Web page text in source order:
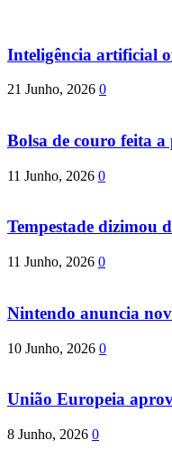
Inteligência artificial
21 Junho, 2026 0
Bolsa de couro feita
11 Junho, 2026 0
Tempestade dizimou
11 Junho, 2026 0
Nintendo anuncia
10 Junho, 2026 0
União Europeia
8 Junho, 2026 0